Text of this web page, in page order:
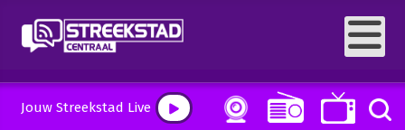
Jouw Streekstad Live